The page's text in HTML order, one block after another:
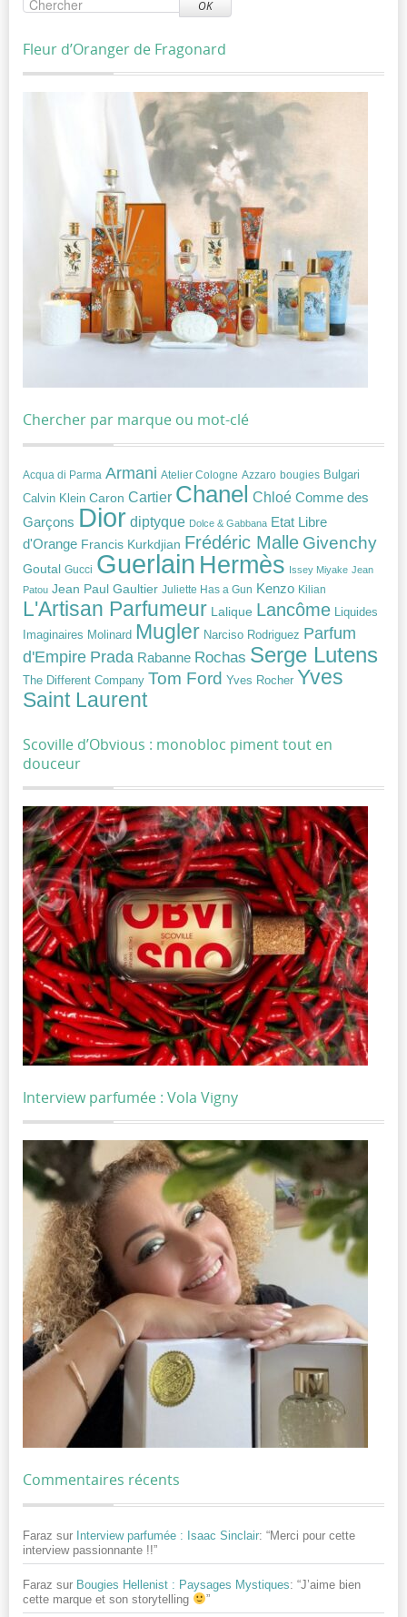
OK
Fleur d’Oranger de Fragonard
Chercher par marque ou mot-clé
Acqua di Parma Armani Atelier Cologne Azzaro bougies Bulgari
Calvin Klein Caron Cartier Chanel Chloé Comme des
Garçons Dior diptyque Dolce & Gabbana Etat Libre
d'Orange Francis Kurkdjian Frédéric Malle Givenchy
Goutal Gucci Guerlain Hermès Issey Miyake Jean
Patou Jean Paul Gaultier Juliette Has a Gun Kenzo Kilian
L'Artisan Parfumeur Lalique Lancôme
Liquides
Imaginaires Molinard Mugler Narciso Rodriguez Parfum
d'Empire Prada Rabanne Rochas Serge Lutens
The Different Company Tom Ford Yves Rocher Yves
Saint Laurent
Scoville d’Obvious : monobloc piment tout en
douceur
Interview parfumée : Vola Vigny
Commentaires récents
Faraz sur Interview parfumée : Isaac Sinclair: “Merci pour cette
interview passionnante !!”
Faraz sur Bougies Hellenist : Paysages Mystiques: “J’aime bien
cette marque et son storytelling
”